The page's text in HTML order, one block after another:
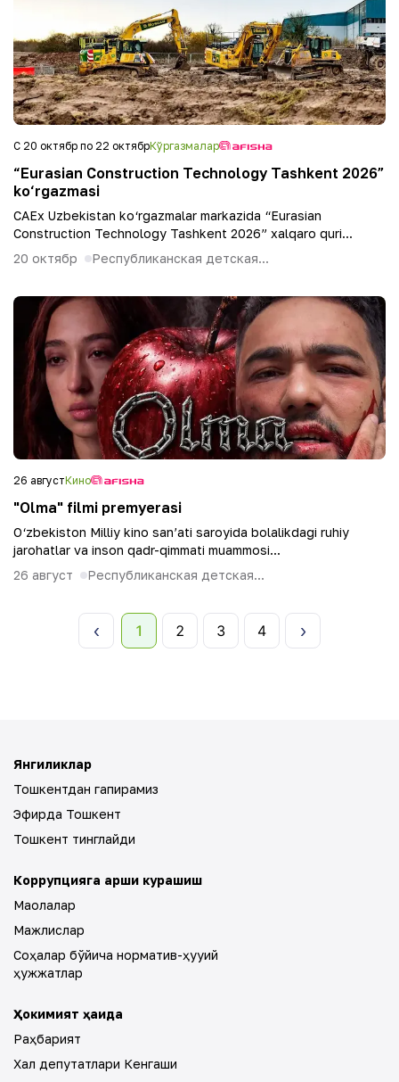
С 20 октябр по 22 октябрКўргазмалар
“Eurasian Construction Technology Tashkent 2026”
ko‘rgazmasi
CAEx Uzbekistan ko‘rgazmalar markazida “Eurasian
Construction Technology Tashkent 2026” xalqaro quri...
20 октябр
Республиканская детская...
26 августКино
"Olma" filmi premyerasi
O‘zbekiston Milliy kino san’ati saroyida bolalikdagi ruhiy
jarohatlar va inson qadr-qimmati muammosi...
26 август
Республиканская детская...
1 2 3 4
Янгиликлар
Тошкентдан гапирамиз
Эфирда Тошкент
Тошкент тинглайди
Коррупцияга қарши курашиш
Мақолалар
Мажлислар
Соҳалар бўйича норматив-ҳуқуқий
ҳужжатлар
Ҳокимият ҳақида
Раҳбарият
Халқ депутатлари Кенгаши